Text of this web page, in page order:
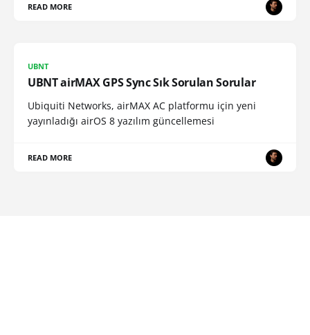
READ MORE
UBNT
UBNT airMAX GPS Sync Sık Sorulan Sorular
Ubiquiti Networks, airMAX AC platformu için yeni
yayınladığı airOS 8 yazılım güncellemesi
READ MORE